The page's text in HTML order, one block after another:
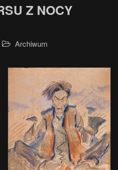
Z NOCY
Archiwum